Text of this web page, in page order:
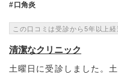
口角炎
この口コミは受診から5年以上経
清潔なクリニック
土曜日に受診しました。